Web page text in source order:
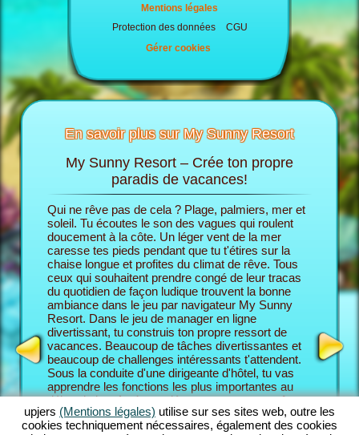
Mentions légales
Protection des données
CGU
Gérer cookies
En savoir plus sur My Sunny Resort
My Sunny Resort – Crée ton propre
paradis de vacances!
Qui ne rêve pas de cela ? Plage, palmiers, mer et
soleil. Tu écoutes le son des vagues qui roulent
doucement à la côte. Un léger vent de la mer
caresse tes pieds pendant que tu t'étires sur la
chaise longue et profites du climat de rêve. Tous
ceux qui souhaitent prendre congé de leur tracas
du quotidien de façon ludique trouvent la bonne
ambiance dans le jeu par navigateur My Sunny
Resort. Dans le jeu de manager en ligne
divertissant, tu construis ton propre ressort de
vacances. Beaucoup de tâches divertissantes et
beaucoup de challenges intéressants t'attendent.
Sous la conduite d'une dirigeante d'hôtel, tu vas
apprendre les fonctions les plus importantes au
début du jeu. Après, tu démarres ton propre rêve
de vacances. Tu construis ton ressort de place
individuellement conçu. Bien sûr, tu as des
Dans
son
partir
En fin
pour
Resort,
En tant
Resort,
upjers (Mentions légales) utilise sur ses sites web, outre les
cookies techniquement nécessaires, également des cookies